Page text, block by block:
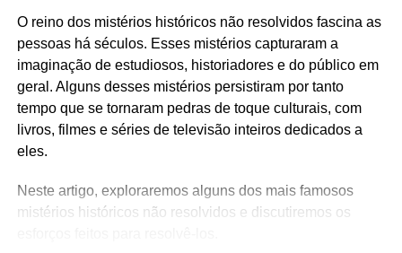
duradouros.
Em conclusão
Arrogância e Materialismo são dois conceitos interligados
que podem ter um impacto significativo na saúde mental,
nos relacionamentos e no bem-estar geral de um
conceitos, pode-se trabalhar no sentido de cultivar uma
vida mais equilibrada e gratificante.
O reino dos mistérios históricos não resolvidos fascina as
pessoas há séculos. Esses mistérios capturaram a
imaginação de estudiosos, historiadores e do público em
geral. Alguns desses mistérios persistiram por tanto
tempo que se tornaram pedras de toque culturais, com
livros, filmes e séries de televisão inteiros dedicados a
eles.
Neste artigo, exploraremos alguns dos mais famosos
mistérios históricos não resolvidos e discutiremos os